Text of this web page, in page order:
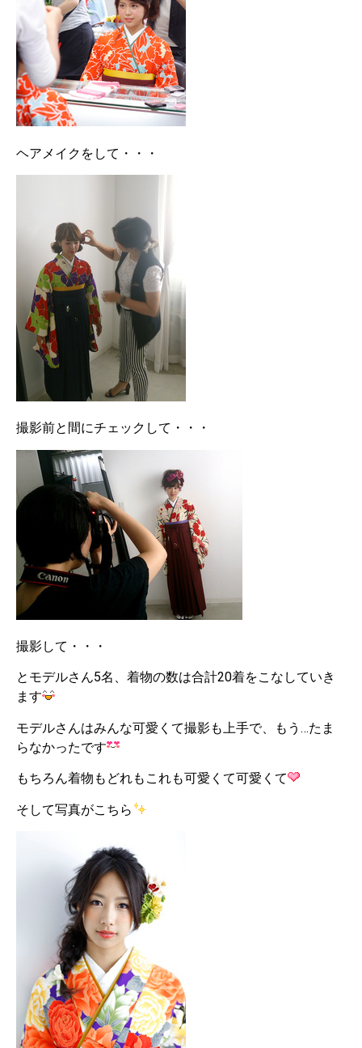
ヘアメイクをして・・・
撮影前と間にチェックして・・・
撮影して・・・
とモデルさん5名、着物の数は合計20着をこなしていき
ます
モデルさんはみんな可愛くて撮影も上手で、もう…たま
らなかったです
もちろん着物もどれもこれも可愛くて可愛くて
そして写真がこちら